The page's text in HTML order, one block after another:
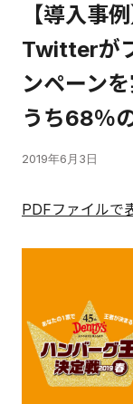
【導入事
Twitterが
ンペーン
うち68％
2019年6月3日
PDFファイルで